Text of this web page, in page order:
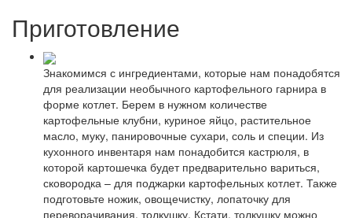
Приготовление
Знакомимся с ингредиентами, которые нам понадобятся
для реализации необычного картофельного гарнира в
форме котлет. Берем в нужном количестве
картофельные клубни, куриное яйцо, растительное
масло, муку, панировочные сухари, соль и специи. Из
кухонного инвентаря нам понадобится кастрюля, в
которой картошечка будет предварительно вариться,
сковородка – для поджарки картофельных котлет. Также
подготовьте ножик, овощечистку, лопаточку для
переворачивания, толкушку. Кстати, толкушку можно